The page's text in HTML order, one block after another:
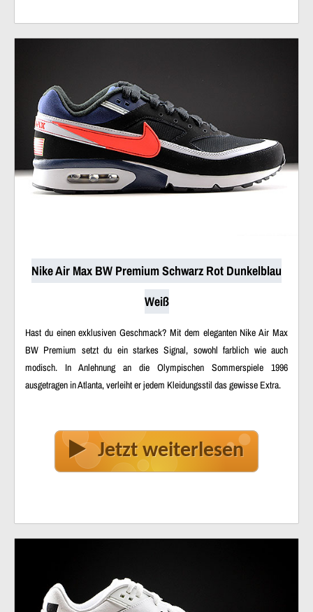
Nike Air Max BW Premium Schwarz Rot Dunkelblau
Weiß
Hast du einen exklusiven Geschmack? Mit dem eleganten Nike Air Max
BW Premium setzt du ein starkes Signal, sowohl farblich wie auch
modisch. In Anlehnung an die Olympischen Sommerspiele 1996
ausgetragen in Atlanta, verleiht er jedem Kleidungsstil das gewisse Extra.
Jetzt weiterlesen